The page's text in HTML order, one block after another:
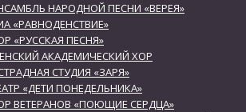
НАРОДНОЙ ПЕСНИ «ВЕРЕЯ»
«РАВНОДЕНСТВИЕ»
«РУССКАЯ ПЕСНЯ»
АКАДЕМИЧЕСКИЙ ХОР
СТУДИЯ «ЗАРЯ»
«ДЕТИ ПОНЕДЕЛЬНИКА»
ВЕТЕРАНОВ «ПОЮЩИЕ СЕРДЦА»